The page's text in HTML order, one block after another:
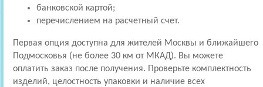
банковской картой;
перечислением на расчетный счет.
Первая опция доступна для жителей Москвы и ближайшего
Подмосковья (не более 30 км от МКАД). Вы можете
оплатить заказ после получения. Проверьте комплектность
изделий, целостность упаковки и наличие всех